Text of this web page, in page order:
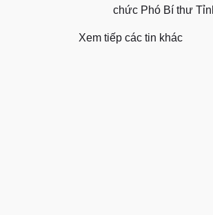
chức Phó Bí thư
Xem tiếp các tin khác